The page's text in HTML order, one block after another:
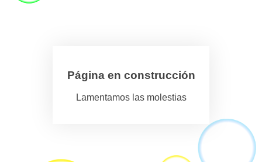
Página en construcción
Lamentamos las molestias